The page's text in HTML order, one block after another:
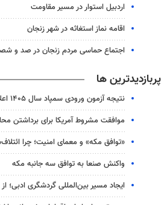
اردبیل استوار در مسیر مقاومت
اقامه نماز استغاثه در شهر زنجان
اجتماع حماسی مردم زنجان در صد و
پربازدیدترین ها
نتیجه آزمون ورودی سمپاد سال ۱۴۰۵ اعلام شد
موافقت مشروط آمریکا برای برداشتن
«توافق مکه» و معمای امنیت؛ چرا
واکنش صنعا به توافق سه جانبه مکه
ایجاد مسیر بین‌المللی گردشگری ادبی؛ از